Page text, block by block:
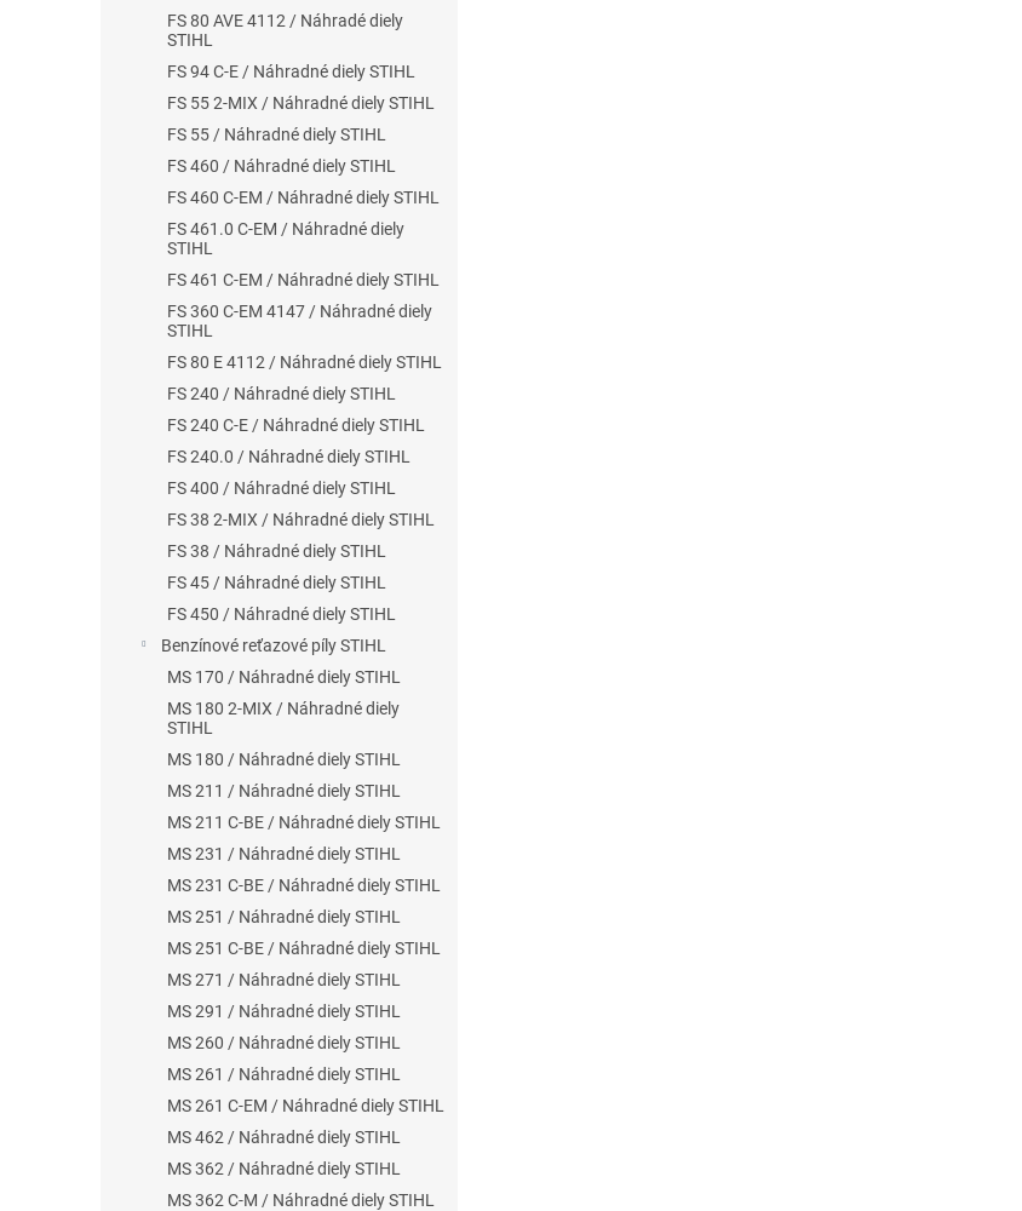
FS 80 AVE 4112 / Náhradé diely
STIHL
FS 94 C-E / Náhradné diely STIHL
FS 55 2-MIX / Náhradné diely STIHL
FS 55 / Náhradné diely STIHL
FS 460 / Náhradné diely STIHL
FS 460 C-EM / Náhradné diely STIHL
FS 461.0 C-EM / Náhradné diely
STIHL
FS 461 C-EM / Náhradné diely STIHL
FS 360 C-EM 4147 / Náhradné diely
STIHL
FS 80 E 4112 / Náhradné diely STIHL
FS 240 / Náhradné diely STIHL
FS 240 C-E / Náhradné diely STIHL
FS 240.0 / Náhradné diely STIHL
FS 400 / Náhradné diely STIHL
FS 38 2-MIX / Náhradné diely STIHL
FS 38 / Náhradné diely STIHL
FS 45 / Náhradné diely STIHL
FS 450 / Náhradné diely STIHL
Benzínové reťazové píly STIHL
MS 170 / Náhradné diely STIHL
MS 180 2-MIX / Náhradné diely
STIHL
MS 180 / Náhradné diely STIHL
MS 211 / Náhradné diely STIHL
MS 211 C-BE / Náhradné diely STIHL
MS 231 / Náhradné diely STIHL
MS 231 C-BE / Náhradné diely STIHL
MS 251 / Náhradné diely STIHL
MS 251 C-BE / Náhradné diely STIHL
MS 271 / Náhradné diely STIHL
MS 291 / Náhradné diely STIHL
MS 260 / Náhradné diely STIHL
MS 261 / Náhradné diely STIHL
MS 261 C-EM / Náhradné diely STIHL
MS 462 / Náhradné diely STIHL
MS 362 / Náhradné diely STIHL
MS 362 C-M / Náhradné diely STIHL